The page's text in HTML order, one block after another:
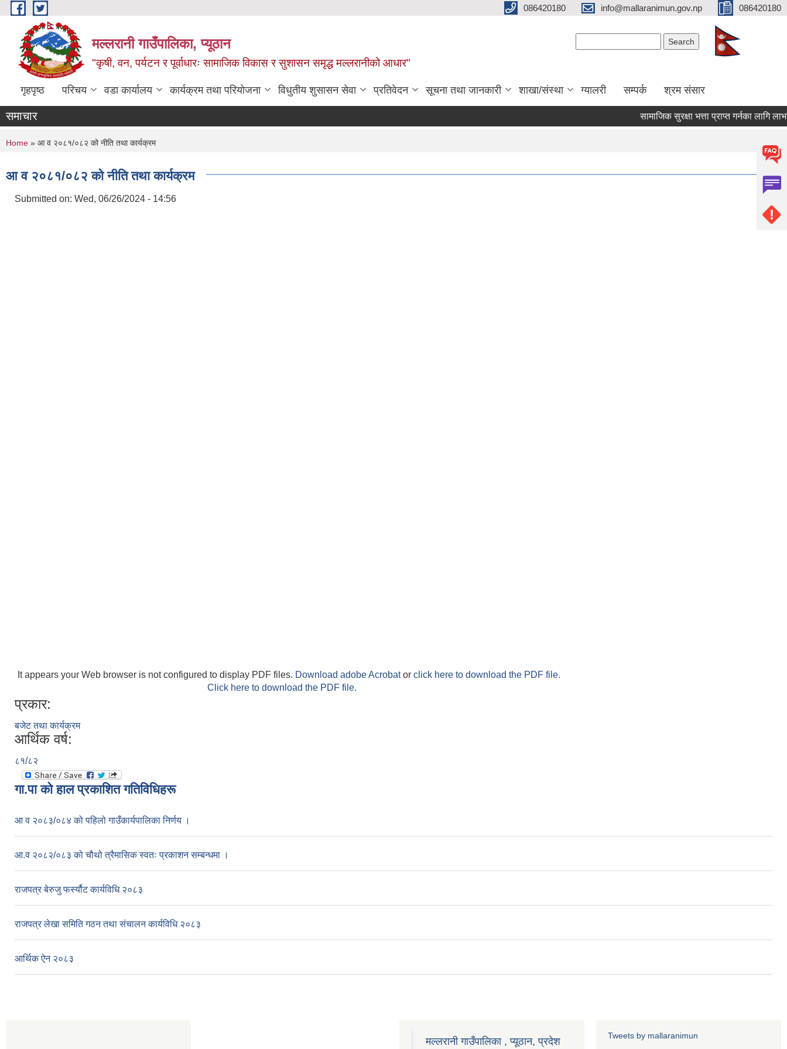
Skip to main content 086420180 info@mallaranimun.gov.np 086420180
मल्लरानी गाउँपालिका, प्यूठान
"कृषी, वन, पर्यटन र पूर्वाधारः सामाजिक विकास र सुशासन समृद्ध मल्लरानीको आधार"
गृहपृष्ठ परिचय वडा कार्यालय कार्यक्रम तथा परियोजना विधुतीय शुसासन सेवा प्रतिवेदन सूचना तथा जानकारी शाखा/संस्था ग्यालरी सम्पर्क श्रम संसार
समाचार सामाजिक सुरक्षा भत्ता प्राप्त गर्नका लागि
You are here
Home » आ व २०८१/०८२ को नीति तथा कार्यक्रम
आ व २०८१/०८२ को नीति तथा कार्यक्रम
Submitted on: Wed, 06/26/2024 - 14:56
It appears your Web browser is not configured to display PDF files. Download adobe Acrobator click here to download the PDF file.
Click here to download the PDF file.
प्रकार:
बजेट तथा कार्यक्रम
आर्थिक वर्ष:
८१/८२
गा.पा काे हाल प्रकाशित गतिविधिहरू
आ व २०८३/०८४ को पहिलो गाउँकार्यपालिका निर्णय ।
आ.व २०८२/०८३ को चौथो त्रैमासिक स्वतः प्रकाशन सम्बन्धमा ।
राजपत्र बेरुजु फर्स्यौट कार्यविधि २०८३
राजपत्र लेखा समिति गठन तथा संचालन कार्यविधि २०८३
आर्थिक ऐन २०८३
मल्लरानी गाउँपालिका , प्यूठान, प्रदेश
Tweets by mallaranimun